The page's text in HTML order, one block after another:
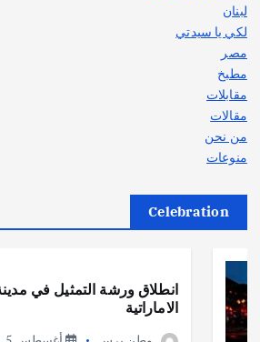
لبنان
لكي يا سيدتي
مصر
مطبخ
مقابلات
مقالات
من نحن
منوعات
Celebration
انطلاق ورشة التمثيل في
الاماراتية